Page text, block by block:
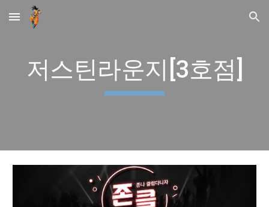
Skip to main content Skip to navigation
저스틴라운지[3호점]